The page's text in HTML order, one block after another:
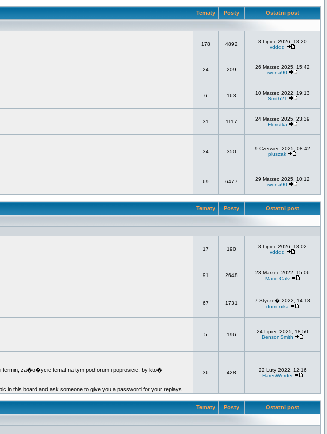
Tematy Posty Ostatni post
178 4892
8 Lipiec 2026, 18:20
vdddd
24 209
26 Marzec 2025, 15:42
iwona90
6 163
10 Marzec 2022, 19:13
Smith21
31 1117
24 Marzec 2025, 23:39
Floristka
34 350
9 Czerwiec 2025, 08:42
pluszak
69 6477
29 Marzec 2025, 10:12
iwona90
Tematy Posty Ostatni post
17 190
8 Lipiec 2026, 18:02
vdddd
91 2648
23 Marzec 2022, 15:06
Mario Calv
67 1731
7 Stycze� 2022, 14:18
domi.nika
5 196
24 Lipiec 2025, 18:50
BensonSmith
za�o�ycie temat na tym podforum i poprosicie, by kto�
in this board and ask someone to give you a password for your replays.
36 428
22 Luty 2022, 12:16
HaresWerder
Tematy Posty Ostatni post